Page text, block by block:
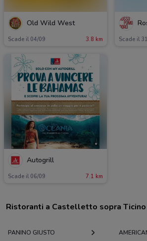
Old Wild West
Scade il 04/09 3.8 km Scade il
Autogrill
Scade il 06/09 7.1 km
Ristoranti a Castelletto sopra Ticino
PANINO GIUSTO